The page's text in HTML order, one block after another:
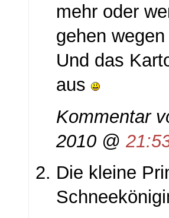
mehr oder
gehen
Und das
aus
Kommentar
2010 @
Die kleine